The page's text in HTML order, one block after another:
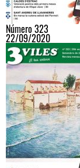
Número 323
22/09/2020